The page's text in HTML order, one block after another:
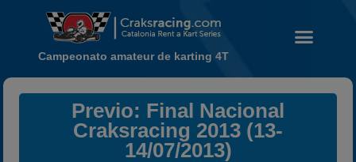
Noticias
Calendario
Campeonato amateur de karting 4T
Previo: Final Nacional
Craksracing 2013 (13-
14/07/2013)